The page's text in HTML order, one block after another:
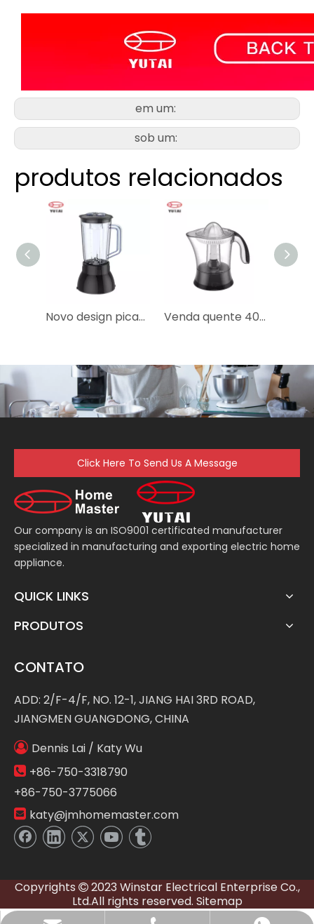
em um:
sob um:
produtos relacionados
Novo design picador elétrico de alimentos secos de produto comestível para bebê Venda quente 40w espremedor de plástico elétrico para frutas
Click Here To Send Us A Message
Our company is an ISO9001 certificated manufacturer
specialized in manufacturing and exporting electric home
appliance.
QUICK LINKS
PRODUTOS
CONTATO
ADD: 2/F-4/F, NO. 12-1, JIANG HAI 3RD ROAD,
JIANGMEN GUANGDONG, CHINA
 Dennis Lai / Katy Wu
 +86-750-3318790
+86-750-3775066
 katy@jmhomemaster.com
Copyrights 2023 Winstar Electrical Enterprise Co.,
Ltd.All rights reserved. Sitemap